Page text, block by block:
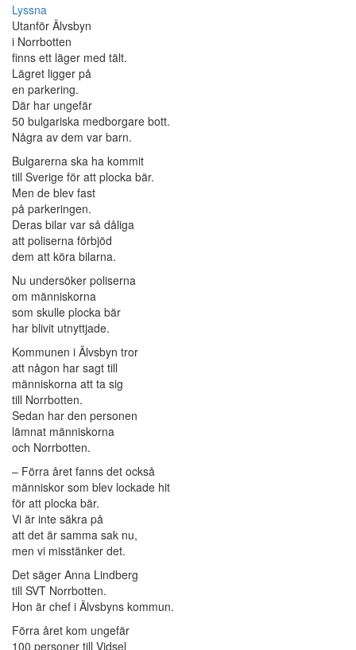
Lyssna
Utanför Älvsbyn
i Norrbotten
finns ett läger med tält.
Lägret ligger på
en parkering.
Där har ungefär
50 bulgariska medborgare bott.
Några av dem var barn.
Bulgarerna ska ha kommit
till Sverige för att plocka bär.
Men de blev fast
på parkeringen.
Deras bilar var så dåliga
att poliserna förbjöd
dem att köra bilarna.
Nu undersöker poliserna
om människorna
som skulle plocka bär
har blivit utnyttjade.
Kommunen i Älvsbyn tror
att någon har sagt till
människorna att ta sig
till Norrbotten.
Sedan har den personen
lämnat människorna
och Norrbotten.
– Förra året fanns det också
människor som blev lockade hit
för att plocka bär.
Vi är inte säkra på
att det är samma sak nu,
men vi misstänker det.
Det säger Anna Lindberg
till SVT Norrbotten.
Hon är chef i Älvsbyns kommun.
Förra året kom ungefär
100 personer till Vidsel